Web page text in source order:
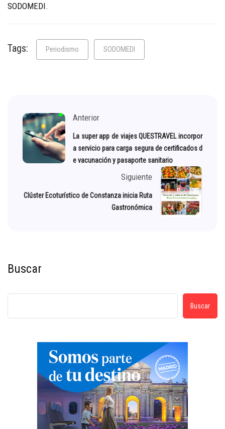
SODOMEDI.
Tags: Periodismo SODOMEDI
Anterior
La super app de viajes QUESTRAVEL incorpor
a servicio para carga segura de certificados d
e vacunación y pasaporte sanitario
Siguiente
Clúster Ecoturístico de Constanza inicia Ruta
Gastronómica
Buscar
Buscar